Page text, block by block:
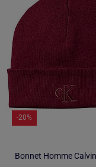
-20%